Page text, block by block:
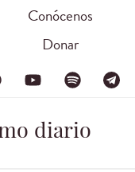
Conócenos
Donar
diario